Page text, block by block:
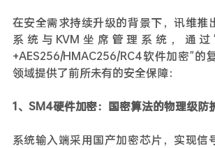
在安全需求持续升级的背景下，讯维推
系统与KVM坐席管理系统，通过
+AES256/HMAC256/RC4软件加密"的
领域提供了前所未有的安全保障：
1、SM4硬件加密：国密算法的物理级防
系统输入端采用国产加密芯片，实现信